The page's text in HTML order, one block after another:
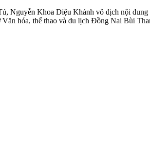
Văn hóa, thể thao và du lịch Đồng Nai Bùi